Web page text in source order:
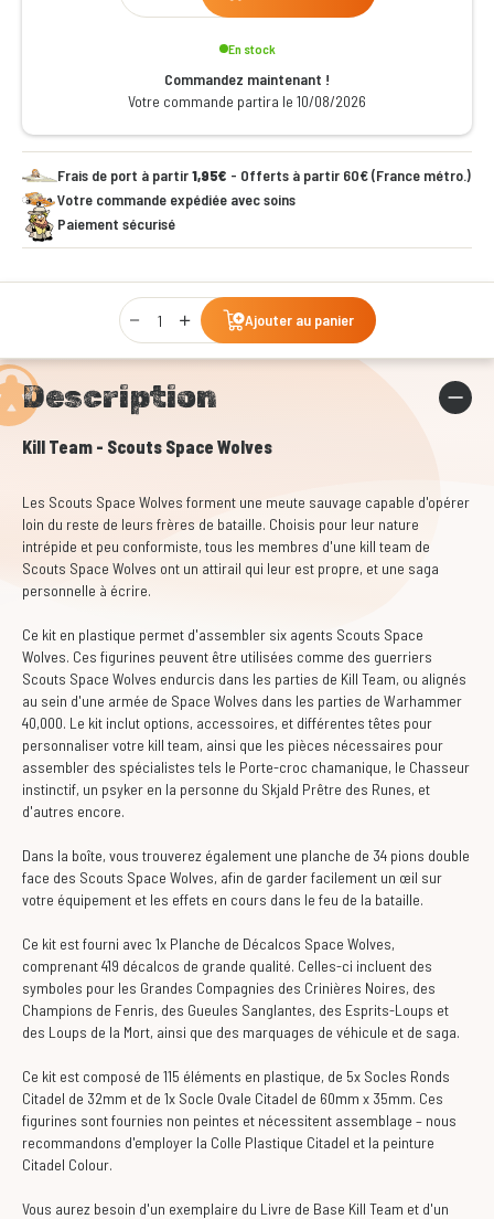
En stock
Commandez maintenant !
Votre commande partira le 10/08/2026
Frais de port à partir1,95€ - Offerts à partir 60€ (France métro.)
Votre commande expédiée avec soins
Paiement sécurisé
Qty
Ajouter au panier
Description
Kill Team - Scouts Space Wolves
Les Scouts Space Wolves forment une meute sauvage capable d'opérer
loin du reste de leurs frères de bataille. Choisis pour leur nature
intrépide et peu conformiste, tous les membres d'une kill team de
Scouts Space Wolves ont un attirail qui leur est propre, et une saga
personnelle à écrire.
Ce kit en plastique permet d'assembler six agents Scouts Space
Wolves. Ces figurines peuvent être utilisées comme des guerriers
Scouts Space Wolves endurcis dans les parties de Kill Team, ou alignés
au sein d'une armée de Space Wolves dans les parties de Warhammer
40,000. Le kit inclut options, accessoires, et différentes têtes pour
personnaliser votre kill team, ainsi que les pièces nécessaires pour
assembler des spécialistes tels le Porte-croc chamanique, le Chasseur
instinctif, un psyker en la personne du Skjald Prêtre des Runes, et
d'autres encore.
Dans la boîte, vous trouverez également une planche de 34 pions double
face des Scouts Space Wolves, afin de garder facilement un œil sur
votre équipement et les effets en cours dans le feu de la bataille.
Ce kit est fourni avec 1x Planche de Décalcos Space Wolves,
comprenant 419 décalcos de grande qualité. Celles-ci incluent des
symboles pour les Grandes Compagnies des Crinières Noires, des
Champions de Fenris, des Gueules Sanglantes, des Esprits-Loups et
des Loups de la Mort, ainsi que des marquages de véhicule et de saga.
Ce kit est composé de 115 éléments en plastique, de 5x Socles Ronds
Citadel de 32mm et de 1x Socle Ovale Citadel de 60mm x 35mm. Ces
figurines sont fournies non peintes et nécessitent assemblage – nous
recommandons d'employer la Colle Plastique Citadel et la peinture
Citadel Colour.
Vous aurez besoin d'un exemplaire du Livre de Base Kill Team et d'un